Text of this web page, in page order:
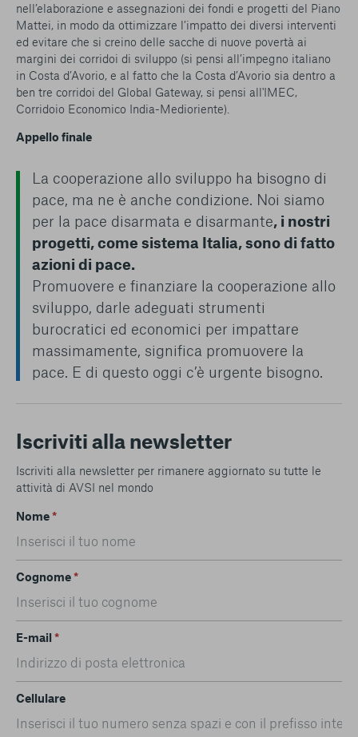
nell’elaborazione e assegnazioni dei fondi e progetti del Piano
Mattei, in modo da ottimizzare l’impatto dei diversi interventi
ed evitare che si creino delle sacche di nuove povertà ai
margini dei corridoi di sviluppo (si pensi all’impegno italiano
in Costa d’Avorio, e al fatto che la Costa d’Avorio sia dentro a
ben tre corridoi del Global Gateway, si pensi all'IMEC,
Corridoio Economico India-Medioriente).
Appello finale
La cooperazione allo sviluppo ha bisogno di
pace, ma ne è anche condizione. Noi siamo
per la pace disarmata e disarmante, i nostri
progetti, come sistema Italia, sono di fatto
azioni di pace.
Promuovere e finanziare la cooperazione allo
sviluppo, darle adeguati strumenti
burocratici ed economici per impattare
massimamente, significa promuovere la
pace. E di questo oggi c’è urgente bisogno.
Iscriviti alla newsletter
Iscriviti alla newsletter per rimanere aggiornato su tutte le
attività di AVSI nel mondo
Nome*
Cognome*
E-mail*
Cellulare